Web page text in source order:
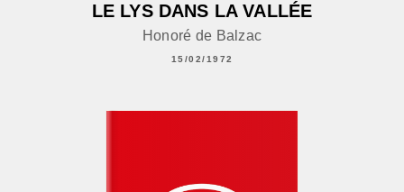
LE LYS DANS LA VALLÉE
Honoré de Balzac
15/02/1972